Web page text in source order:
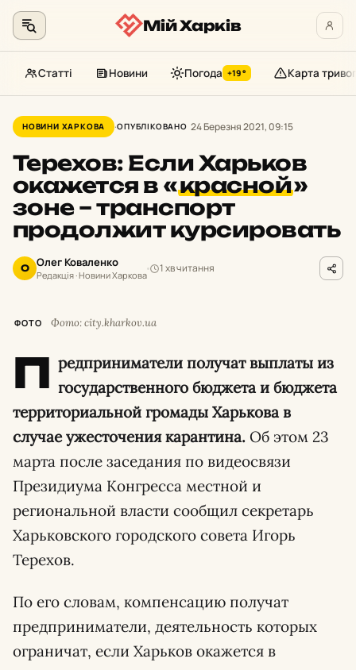
до
контенту
Мій Харків
Статті Новини Погода +19° Карта тривог
НОВИНИ ХАРКОВА ОПУБЛІКОВАНО 24 Березня 2021, 09:15
Терехов: Если Харьков
окажется в «красной»
зоне – транспорт
продолжит курсировать
О Олег Коваленко
Редакція · Новини Харкова
1 хв читання
ФОТО Фото: city.kharkov.ua
П редприниматели получат выплаты из
государственного бюджета и бюджета
территориальной громады Харькова в
случае ужесточения карантина. Об этом 23
марта после заседания по видеосвязи
Президиума Конгресса местной и
региональной власти сообщил секретарь
Харьковского городского совета Игорь
Терехов.
По его словам, компенсацию получат
предприниматели, деятельность которых
ограничат, если Харьков окажется в